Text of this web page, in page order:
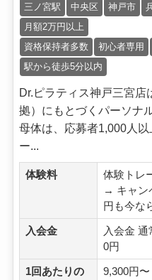
三ノ宮駅 中央区 神戸市
月額2万円以上
資格保持者多数
初心者専用
駅から徒歩5分以内
Dr.ピラティス神戸三宮店
拠）にもとづくパーソナ
母体は、応募者1,000人
ー...
体験料
体験トレ
→ キャン
円も今な
入会金
入会金
0円
1回あたりの
9,300円